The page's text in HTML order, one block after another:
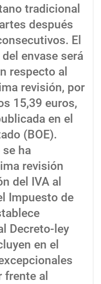
tradicional
después
El
envase será
respecto al
revisión, por
15,39 euros,
en el
(BOE).
se ha
revisión
del IVA al
Impuesto de
Decreto-ley
en el
frente al